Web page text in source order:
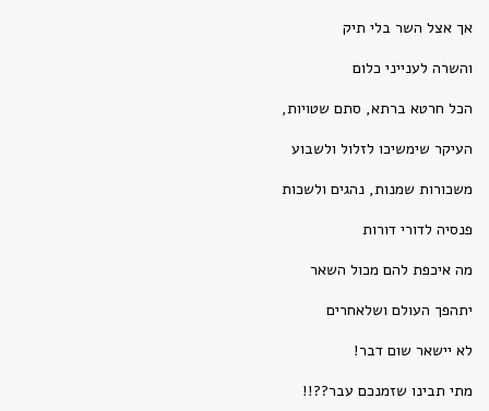
אך אצל השר בלי תיק
והשרה לענייני כלום
הכל חרטא ברתא, סתם שטויות,
העיקר שימשיכו לזלול ולשבוע
משכורות שמנות, נהגים ולשכות
פנסיה לדורי דורות
מה איכפת להם מכול השאר
יתהפך העולם ושלאחרים
לא יישאר שום דבר!
מתי תבינו שזמנכם עבר??!!